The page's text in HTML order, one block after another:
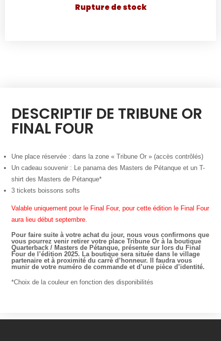
Rupture de stock
DESCRIPTIF DE TRIBUNE OR
FINAL FOUR
Une place réservée : dans la zone « Tribune Or » (accès contrôlés)
Un cadeau souvenir : Le panama des Masters de Pétanque et un T-
shirt des Masters de Pétanque*
3 tickets boissons softs
Valable uniquement pour le Final Four, pour cette édition le Final Four
aura lieu début septembre.
Pour faire suite à votre achat du jour, nous vous confirmons que
vous pourrez venir retirer votre place Tribune Or à la boutique
Quarterback / Masters de Pétanque, présente sur lors du Final
Four de l’édition 2025. La boutique sera située dans le village
partenaire et à proximité du carré d’honneur. Il faudra vous
munir de votre numéro de commande et d’une pièce d’identité.
*Choix de la couleur en fonction des disponibilités